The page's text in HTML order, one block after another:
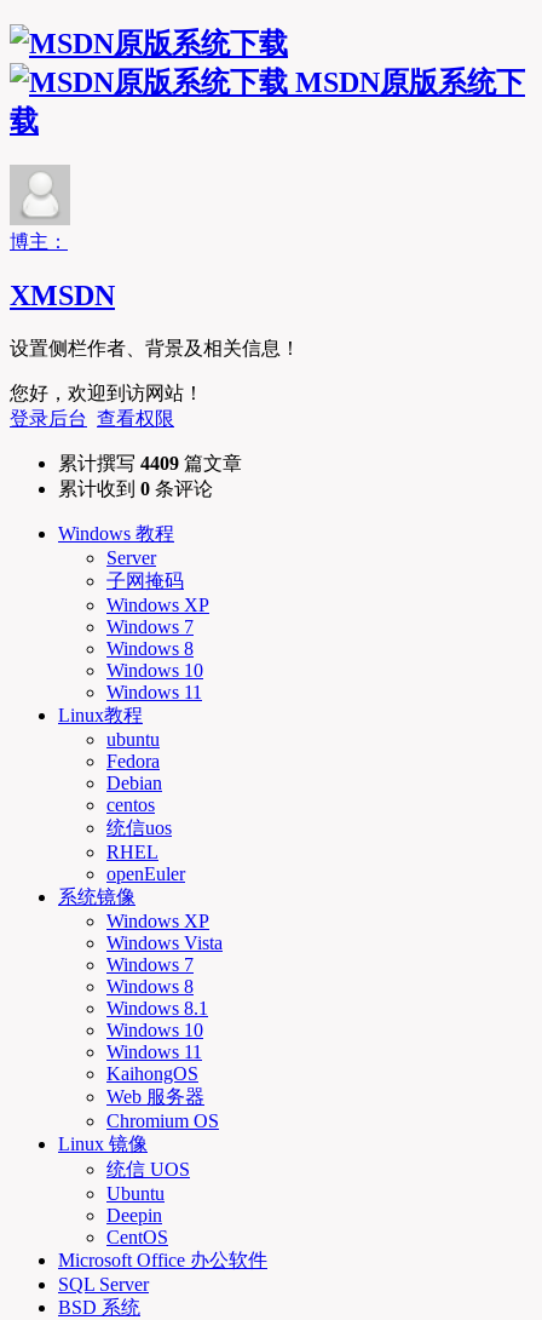
MSDN原版系统下
载
博主：
XMSDN
设置侧栏作者、背景及相关信息！
您好，欢迎到访网站！
登录后台 查看权限
累计撰写 4409 篇文章
累计收到 0 条评论
Windows 教程
Server
子网掩码
Windows XP
Windows 7
Windows 8
Windows 10
Windows 11
Linux教程
ubuntu
Fedora
Debian
centos
统信uos
RHEL
openEuler
系统镜像
Windows XP
Windows Vista
Windows 7
Windows 8
Windows 8.1
Windows 10
Windows 11
KaihongOS
Web 服务器
Chromium OS
Linux 镜像
统信 UOS
Ubuntu
Deepin
CentOS
Microsoft Office 办公软件
SQL Server
BSD 系统